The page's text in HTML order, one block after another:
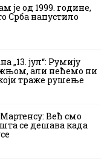
је од 1999. године,
Срба напустило
јул“: Румију
али нећемо ни
траже рушење
Већ смо
се дешава када